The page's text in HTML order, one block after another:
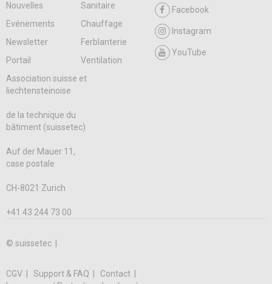
Nouvelles
Sanitaire
Evénements
Chauffage
Newsletter
Ferblanterie
Portail
Ventilation
Facebook
Instagram
YouTube
Association suisse et
liechtensteinoise
de la technique du
bâtiment (suissetec)
Auf der Mauer 11,
case postale
CH-8021 Zurich
+41 43 244 73 00
© suissetec |
CGV Support & FAQ
Contact